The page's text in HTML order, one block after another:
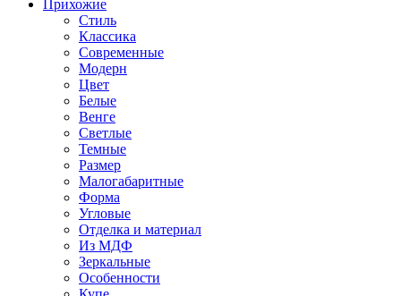
Прихожие
Стиль
Классика
Современные
Модерн
Цвет
Белые
Венге
Светлые
Темные
Размер
Малогабаритные
Форма
Угловые
Отделка и материал
Из МДФ
Зеркальные
Особенности